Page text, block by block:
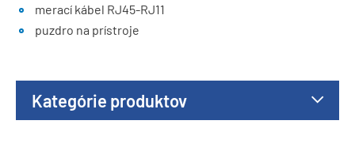
Kategórie produktov
merací kábel RJ45-RJ11
puzdro na prístroje